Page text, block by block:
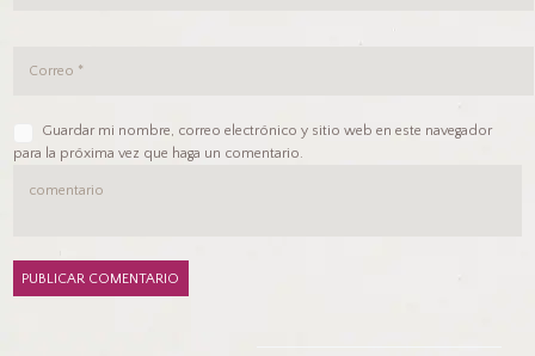
Guardar mi nombre, correo electrónico y sitio web en este navegador
para la próxima vez que haga un comentario.